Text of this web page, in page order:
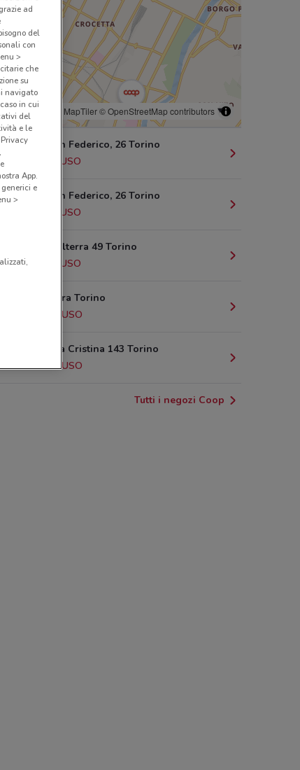
© MapTiler© OpenStreetMap contributors
Galleria San Federico, 26 Torino
CHIUSO
Galleria San Federico, 26 Torino
CHIUSO
Corso Inghilterra 49 Torino
987 m
CHIUSO
Corso Novara Torino
CHIUSO
Via Madama Cristina 143 Torino
2.5 km
CHIUSO
Tutti i negozi Coop
ad
del
con
>
che
su
navigato
in cui
del
e le
App.
e
>